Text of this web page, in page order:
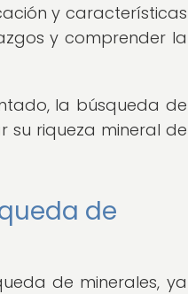
y características
y comprender la
la búsqueda de
su riqueza mineral de
de
de minerales, ya